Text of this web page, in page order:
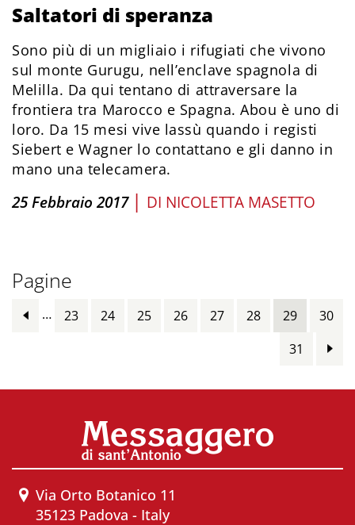
Saltatori di speranza
Sono più di un migliaio i rifugiati che vivono
sul monte Gurugu, nell’enclave spagnola di
Melilla. Da qui tentano di attraversare la
frontiera tra Marocco e Spagna. Abou è uno di
loro. Da 15 mesi vive lassù quando i registi
Siebert e Wagner lo contattano e gli danno in
mano una telecamera.
25 Febbraio 2017 | DI NICOLETTA MASETTO
Pagine
… 23 24 25 26 27 28 29
30
31
Via Orto Botanico 11
35123 Padova - Italy